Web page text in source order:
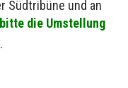
Südtribüne und an
bitte die Umstellung
.